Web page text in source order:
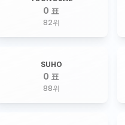
0 표
82위
SUHO
0 표
88위